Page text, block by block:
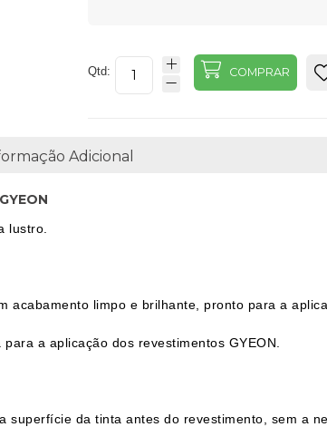
Qtd: COMPRAR
Adicional
lustro.
limpo e brilhante, pronto para a
a aplicação dos revestimentos GYEON.
da tinta antes do revestimento, sem a